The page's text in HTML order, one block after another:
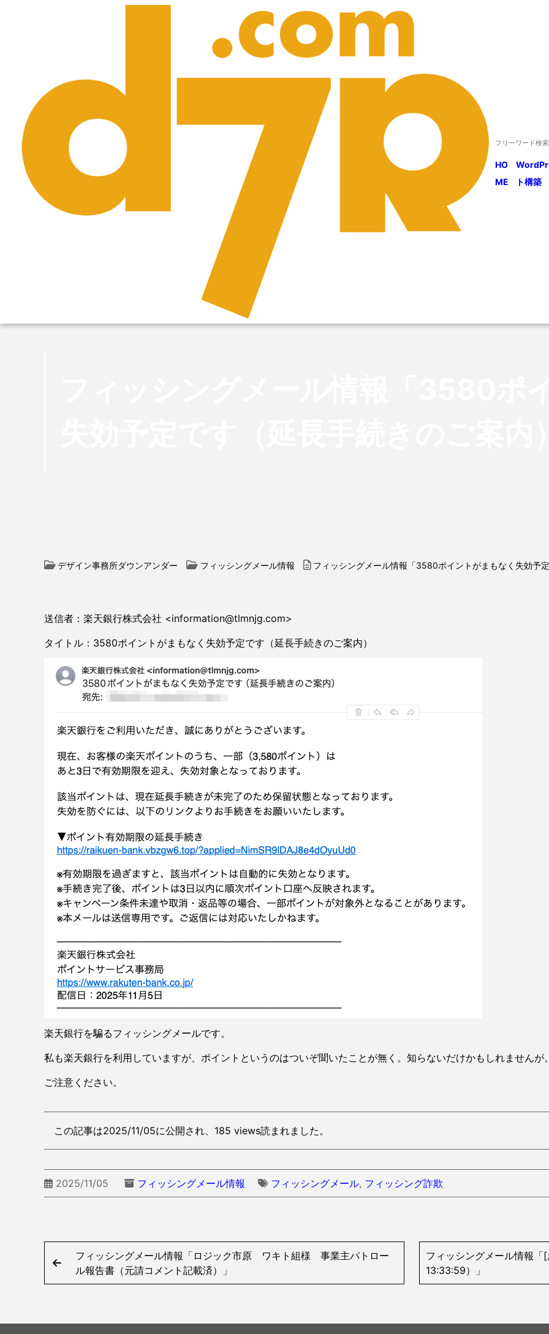
HO
ME
ト構築
デザイン事務所ダウンアンダー フィッシングメール情報 フィッシングメール情報「3580ポイントがまもなく失効予
送信者：楽天銀行株式会社 <information@tlmnjg.com>
タイトル：3580ポイントがまもなく失効予定です（延長手続きのご案内）
楽天銀行を騙るフィッシングメールです。
私も楽天銀行を利用していますが、ポイントというのはついぞ聞いたことが無く。知らないだけかもしれませんが
ご注意ください。
この記事は2025/11/05に公開され、185 views読まれました。
2025/11/05 フィッシングメール情報 フィッシングメール, フィッシング詐欺
フィッシングメール情報「ロジック市原 ワキト組様 事業主パトロー
ル報告書（元請コメント記載済）」
フィッシングメール情報
13:33:59）」